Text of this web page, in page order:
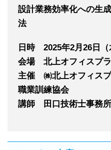
設計業務効率化への生
法
日時 2025年2月26 日
会場 北上オフィスプ
主催 ㈱北上オフィス
職業訓練協会
講師 田口技術士事務